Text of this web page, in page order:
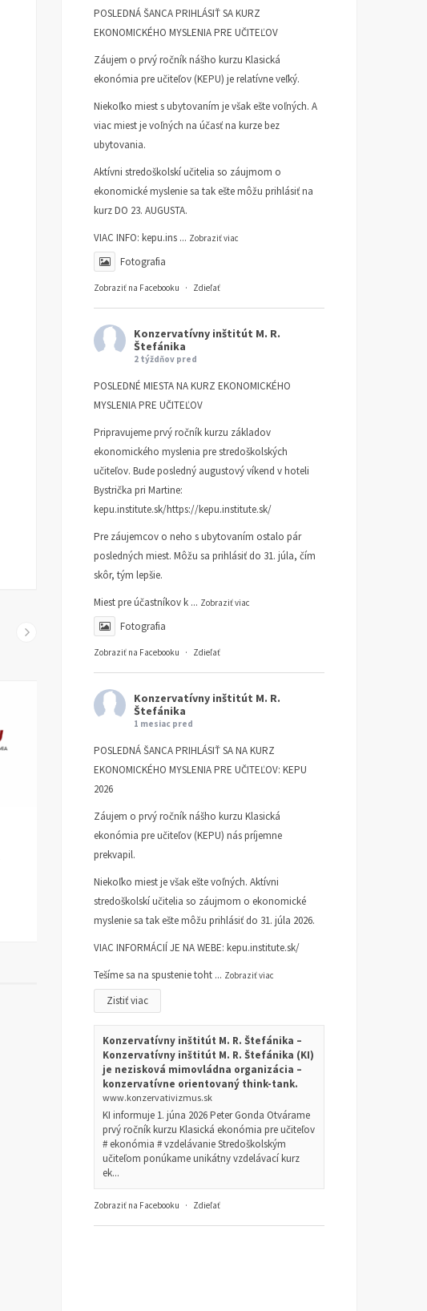
Potrebujeme viac ľudí so
znalosťou základov
ekonomického myslenia
ČLÁNKY
16. APRÍLA 2026
POSLEDNÁ ŠANCA PRIHLÁSIŤ SA KURZ
EKONOMICKÉHO MYSLENIA PRE UČITEĽOV
Záujem o prvý ročník nášho kurzu Klasická
ekonómia pre učiteľov (KEPU) je relatívne veľký.
Niekoľko miest s ubytovaním je však ešte voľných. A
viac miest je voľných na účasť na kurze bez
ubytovania.
Aktívni stredoškolskí učitelia so záujmom o
ekonomické myslenie sa tak ešte môžu prihlásiť na
kurz DO 23. AUGUSTA.
VIAC INFO: kepu.ins ... Zobraziť viac
Fotografia
Zobraziť na Facebooku · Zdieľať
Konzervatívny inštitút M. R.
Štefánika
2 týždňov pred
POSLEDNÉ MIESTA NA KURZ EKONOMICKÉHO
MYSLENIA PRE UČITEĽOV
Pripravujeme prvý ročník kurzu základov
ekonomického myslenia pre stredoškolských
učiteľov. Bude posledný augustový víkend v hoteli
Bystrička pri Martine:
kepu.institute.sk/https://kepu.institute.sk/
Pre záujemcov o neho s ubytovaním ostalo pár
posledných miest. Môžu sa prihlásiť do 31. júla, čím
skôr, tým lepšie.
Miest pre účastníkov k ... Zobraziť viac
Fotografia
Zobraziť na Facebooku · Zdieľať
Konzervatívny inštitút M. R.
Štefánika
1 mesiac pred
POSLEDNÁ ŠANCA PRIHLÁSIŤ SA NA KURZ
EKONOMICKÉHO MYSLENIA PRE UČITEĽOV: KEPU
2026
Záujem o prvý ročník nášho kurzu Klasická
ekonómia pre učiteľov (KEPU) nás príjemne
prekvapil.
Niekoľko miest je však ešte voľných. Aktívni
stredoškolskí učitelia so záujmom o ekonomické
myslenie sa tak ešte môžu prihlásiť do 31. júla 2026.
VIAC INFORMÁCIÍ JE NA WEBE: kepu.institute.sk/
Tešíme sa na spustenie toht ... Zobraziť viac
Zistiť viac
Konzervatívny inštitút M. R. Štefánika –
Konzervatívny inštitút M. R. Štefánika (KI)
je nezisková mimovládna organizácia –
konzervatívne orientovaný think-tank.
www.konzervativizmus.sk
KI informuje 1. júna 2026 Peter Gonda Otvárame
prvý ročník kurzu Klasická ekonómia pre učiteľov
# ekonómia # vzdelávanie Stredoškolským
učiteľom ponúkame unikátny vzdelávací kurz
ek...
Zobraziť na Facebooku · Zdieľať